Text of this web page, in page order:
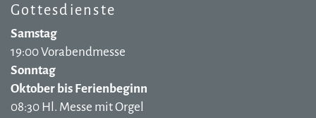
Gottesdienste
Samstag
19:00 Vorabendmesse
Sonntag
Oktober bis Ferienbeginn
08:30 Hl. Messe mit Orgel